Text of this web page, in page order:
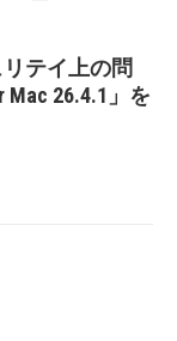
テイ上の問
26.4.1」を